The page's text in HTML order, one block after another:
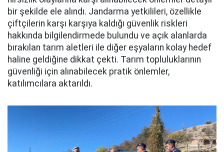
bir şekilde ele alındı. Jandarma yetkilileri, özellikle
çiftçilerin karşı karşıya kaldığı güvenlik riskleri
hakkında bilgilendirmede bulundu ve açık alanlarda
bırakılan tarım aletleri ile diğer eşyaların kolay hedef
haline geldiğine dikkat çekti. Tarım topluluklarının
güvenliği için alınabilecek pratik önlemler,
katılımcılara aktarıldı.